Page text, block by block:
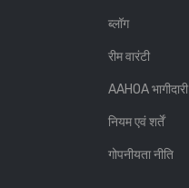
ब्लॉग
रीम वारंटी
AAHOA भागीदारी
नियम एवं शर्तें
गोपनीयता नीति